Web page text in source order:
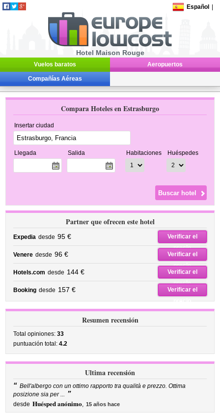
Español
Hotel Maison Rouge
Vuelos baratos Aeropuertos
Compañías Aéreas
Compara Hoteles en Estrasburgo
Insertar ciudad
Llegada Salida Habitaciones Huéspedes
Partner que ofrecen este hotel
Expedia desde 95 €
Verificar el
precio
Venere desde 96 €
Verificar el
precio
Hotels.com desde 144 €
Verificar el
precio
Booking desde 157 €
Verificar el
precio
Resumen recensión
Total opiniones:33
puntuación total:4.2
Ultima recensión
“ Bell'albergo con un ottimo rapporto tra qualità e prezzo. Ottima
posizione sia per ... ”
desde Huésped anónimo, 15 años hace